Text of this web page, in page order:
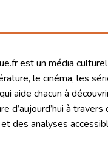
est un média
le cinéma, les
aide chacun à
d’aujourd’hui à travers
des analyses